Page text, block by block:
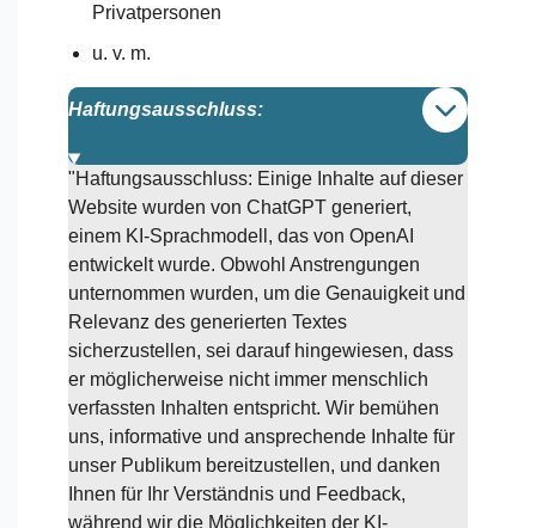
Privatpersonen
u. v. m.
Haftungsausschluss:
"Haftungsausschluss: Einige Inhalte auf dieser
Website wurden von ChatGPT generiert,
einem KI-Sprachmodell, das von OpenAI
entwickelt wurde. Obwohl Anstrengungen
unternommen wurden, um die Genauigkeit und
Relevanz des generierten Textes
sicherzustellen, sei darauf hingewiesen, dass
er möglicherweise nicht immer menschlich
verfassten Inhalten entspricht. Wir bemühen
uns, informative und ansprechende Inhalte für
unser Publikum bereitzustellen, und danken
Ihnen für Ihr Verständnis und Feedback,
während wir die Möglichkeiten der KI-